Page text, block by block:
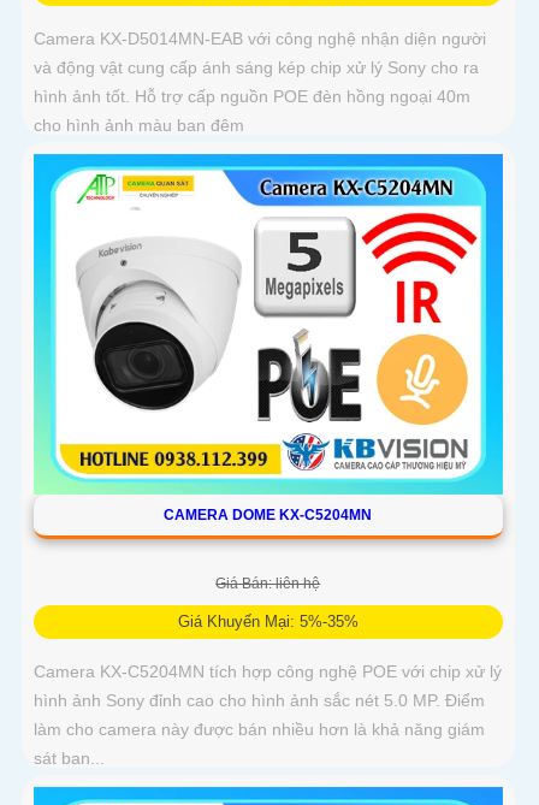
Camera KX-D5014MN-EAB với công nghệ nhận diện người
và động vật cung cấp ánh sáng kép chip xử lý Sony cho ra
hình ảnh tốt. Hỗ trợ cấp nguồn POE đèn hồng ngoại 40m
cho hình ảnh màu ban đêm
CAMERA DOME KX-C5204MN
Giá Bán: liên hệ
Giá Khuyến Mại: 5%-35%
Camera KX-C5204MN tích hợp công nghệ POE với chip xử lý
hình ảnh Sony đỉnh cao cho hình ảnh sắc nét 5.0 MP. Điểm
làm cho camera này được bán nhiều hơn là khả năng giám
sát ban...